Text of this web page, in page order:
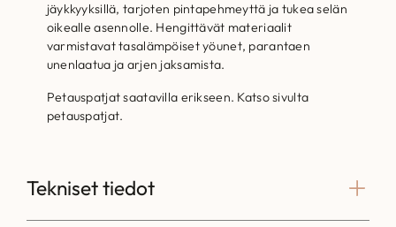
jäykkyyksillä, tarjoten pintapehmeyttä ja tukea selän
oikealle asennolle. Hengittävät materiaalit
varmistavat tasalämpöiset yöunet, parantaen
unenlaatua ja arjen jaksamista.
Petauspatjat saatavilla erikseen. Katso sivulta
petauspatjat.
Tekniset tiedot